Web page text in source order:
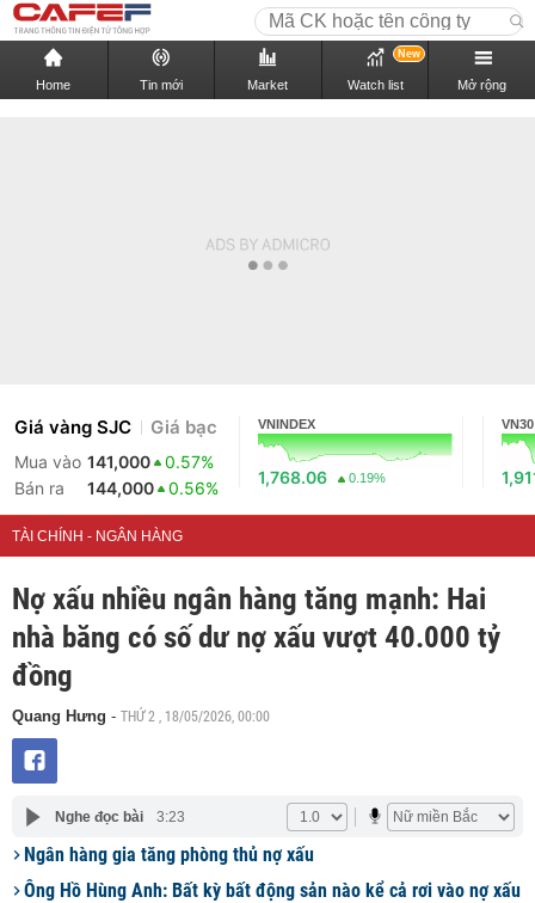
Home Tin mới Market Watch list
New
Mở rộng
Giá vàng SJC Giá bạc
Mua vào 141,000
0.57%
Bán ra
144,000 0.56%
VNINDEX
1,768.06 0.19%
VN30
TÀI CHÍNH - NGÂN HÀNG
Nợ xấu nhiều ngân hàng tăng mạnh: Hai
nhà băng có số dư nợ xấu vượt 40.000 tỷ
đồng
Quang Hưng - THỨ 2 , 18/05/2026, 00:00
Nghe đọc bài 3:23
Ngân hàng gia tăng phòng thủ nợ xấu
Ông Hồ Hùng Anh: Bất kỳ bất động sản nào kể cả rơi vào nợ xấu